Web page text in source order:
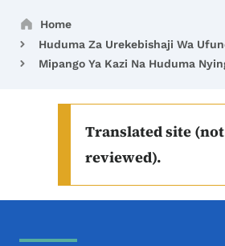
Breadcrumbs
Home
Huduma Za Urekebishaji Wa
Mipango Ya Kazi Na Huduma
Translated site
reviewed).